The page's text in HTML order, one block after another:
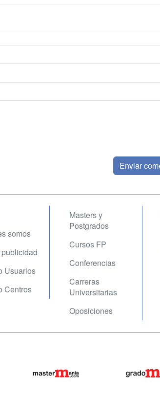
somos
Usuarios
Centros
Masters y
Postgrados
Cursos FP
Conferencias
Carreras
Universitarias
Oposiciones